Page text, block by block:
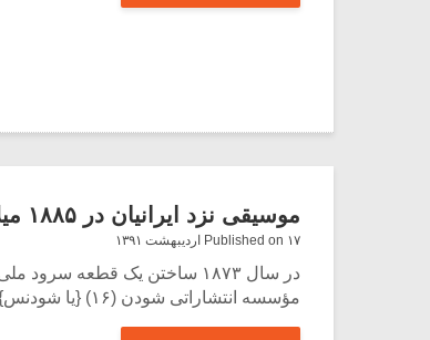
موسیقی نزد ایرانیان در ۱۸۸۵ میلادی (۷)
Published on ۱۷ اردیبهشت ۱۳۹۱
در سال ۱۸۷۳ ساختن یک
مؤسسه انتشاراتی شودن (۱۶) {یا شودنس} واقع در کوچه سنت انوره (۱۷) پاریس به طبع میرسد و هزینه سنگین چاپ آن از طرف دولت ایران پرداخت می گردد.